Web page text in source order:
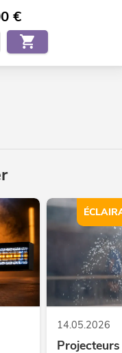
€
14.05.2026